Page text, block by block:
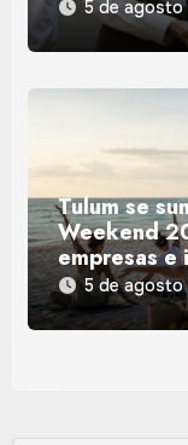
5 de
Tulum se
Weekend
empresas e
5 de